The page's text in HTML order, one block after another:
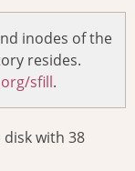
inodes of the
resides.
sfill.
with 38